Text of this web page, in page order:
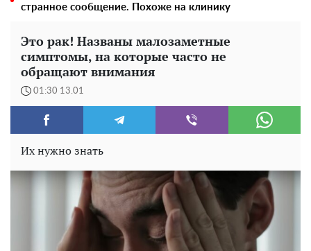
странное сообщение. Похоже на клинику
Это рак! Названы малозаметные
симптомы, на которые часто не
обращают внимания
01:30 13.01
Их нужно знать